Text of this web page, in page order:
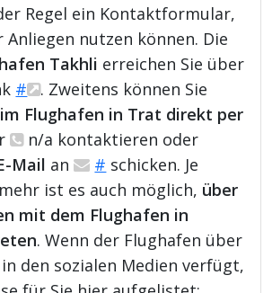
Regel ein Kontaktformular,
Anliegen nutzen können. Die
Takhli erreichen Sie über
#
. Zweitens können Sie
Flughafen in Trat direkt per
n/a kontaktieren oder
Mail an # schicken. Je
ist es auch möglich, über
mit dem Flughafen in
. Wenn der Flughafen über
den sozialen Medien verfügt,